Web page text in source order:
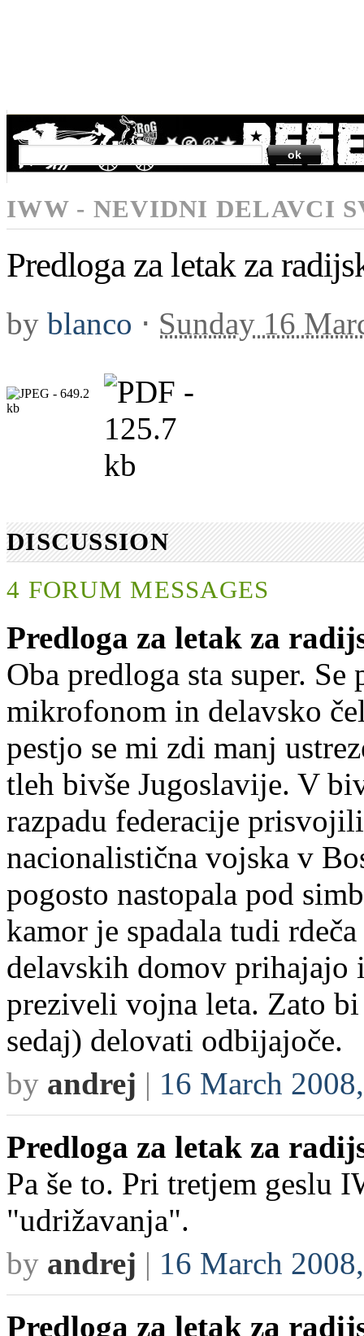
SEARCH
IWW - NEVIDNI DELAVCI
Predloga za letak za
by blanco ⋅ Sunday 16
DISCUSSION
4 FORUM MESSAGES
Predloga za letak za
Oba predloga sta super.
mikrofonom in delavsko
pestjo se mi zdi manj
tleh bivše Jugoslavije. V
razpadu federacije
nacionalistična vojska v
pogosto nastopala pod
kamor je spadala tudi
delavskih domov prihajajo
preziveli vojna leta. Zato
sedaj) delovati odbijajoče.
by andrej | 16 March
Predloga za letak za
Pa še to. Pri tretjem geslu
"udrižavanja".
by andrej | 16 March
Predloga za letak za